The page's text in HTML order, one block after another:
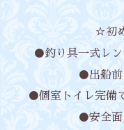
☆初
●釣り具一式レン
●出船前
●個室トイレ完備
●安全面